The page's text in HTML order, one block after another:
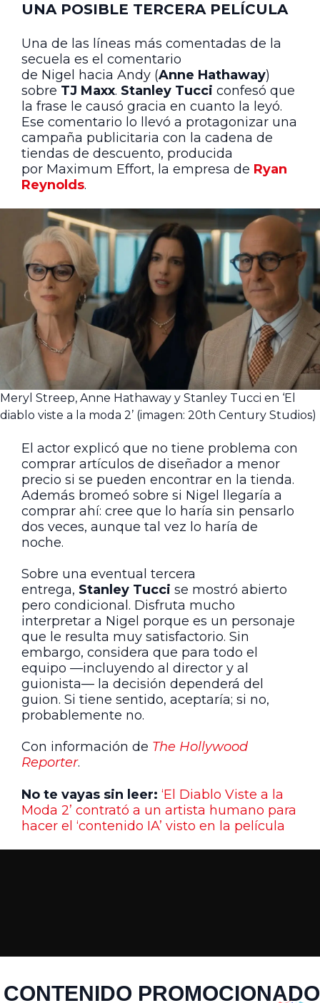
UNA POSIBLE TERCERA PELÍCULA
Una de las líneas más comentadas de la
secuela es el comentario
de Nigel hacia Andy (Anne Hathaway)
sobre TJ Maxx. Stanley Tucci confesó que
la frase le causó gracia en cuanto la leyó.
Ese comentario lo llevó a protagonizar una
campaña publicitaria con la cadena de
tiendas de descuento, producida
por Maximum Effort, la empresa de Ryan
Reynolds.
Meryl Streep, Anne Hathaway y Stanley Tucci en ‘El
diablo viste a la moda 2’ (imagen: 20th Century Studios)
El actor explicó que no tiene problema con
comprar artículos de diseñador a menor
precio si se pueden encontrar en la tienda.
Además bromeó sobre si Nigel llegaría a
comprar ahí: cree que lo haría sin pensarlo
dos veces, aunque tal vez lo haría de
noche.
Sobre una eventual tercera
entrega, Stanley Tucci se mostró abierto
pero condicional. Disfruta mucho
interpretar a Nigel porque es un personaje
que le resulta muy satisfactorio. Sin
embargo, considera que para todo el
equipo —incluyendo al director y al
guionista— la decisión dependerá del
guion. Si tiene sentido, aceptaría; si no,
probablemente no.
Con información de The Hollywood
Reporter.
No te vayas sin leer: ‘El Diablo Viste a la
Moda 2’ contrató a un artista humano para
hacer el ‘contenido IA’ visto en la película